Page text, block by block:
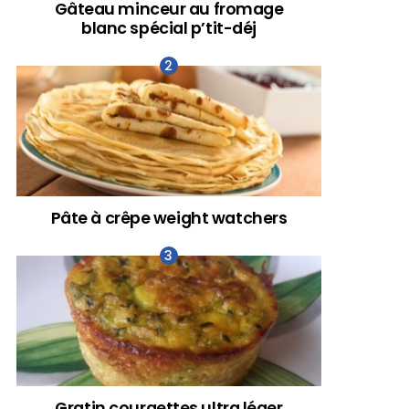
Gâteau minceur au fromage
blanc spécial p’tit-déj
Pâte à crêpe weight watchers